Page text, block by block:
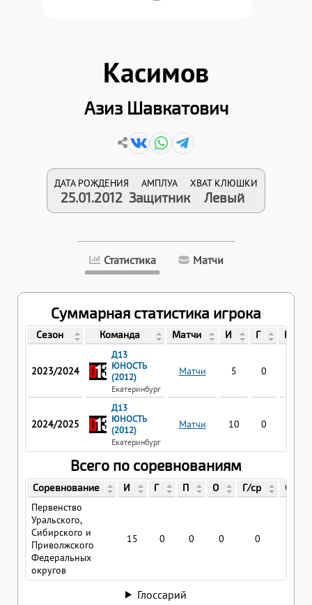
Касимов
Азиз Шавкатович
ДАТА РОЖДЕНИЯ
25.01.2012
АМПЛУА
Защитник
ХВАТ КЛЮШКИ
Левый
Статистика Матчи
Суммарная статистика игрока
Сезон Команда Матчи И Г П
2023/2024
Д13
ЮНОСТЬ
(2012)
Екатеринбург
Матчи 5 0
2024/2025
Д13
ЮНОСТЬ
(2012)
Екатеринбург
Матчи 10 0
Всего по соревнованиям
Соревнование И Г П О Г/ср О/ср
Первенство
Уральского,
Сибирского и
Приволжского
Федеральных
округов
15 0 0 0 0
Глоссарий